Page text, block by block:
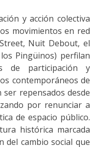
y acción colectiva
movimientos en red
Nuit Debout, el
Pingüinos) perfilan
de participación y
contemporáneos de
repensados desde
por renunciar a
de espacio público.
histórica marcada
del cambio social que